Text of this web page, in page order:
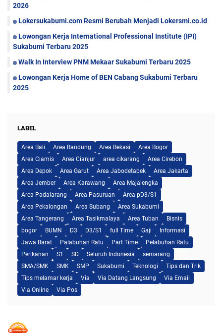
2026
Lokersukabumi.com Resmi Berubah Menjadi Lokersmi.co.id
Lowongan Kerja International Professional Institute (IPI)
Sukabumi Terbaru 2025
Walk In Interview PNM Mekaar Sukabumi Terbaru 2025
Lowongan Kerja Home of BEN Cabang Sukabumi Terbaru
2025
LABEL
Area Bali Area Bandung Area Bekasi
Area Bogor
Area Ciamis
Area Cianjur area cikarang
Area Cirebon
Area Depok
Area Garut Area Jabodetabek
Area Jakarta
Area Jember
Area Karawang
Area Majalengka
Area Padalarang
Area Pasuruan
Area pD3/S1
Area Pekalongan
Area Subang
Area Sukabumi
Area Tangerang
Area Tasikmalaya Area Tuban
Bisnis
bogor
BUMN D3 D3/S1 full Time Gaji
Informasi
Jawa Barat
Palabuhan Ratu Part Time
Pelabuhan Ratu
Perikanan
S1 SD Seluruh Indonesia
semarang
SMA/SMK
SMK SMP Sukabumi Teknologi
Tips dan Trik
Tips melamar kerja
Via Via Datang Langsung
Via Email
Via Online
Via Pos